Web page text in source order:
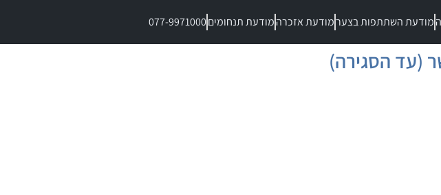
מודעת השתתפות בצערמודעת אזכרהמודעת תנחומים077-9971000
(עד הסגירה)